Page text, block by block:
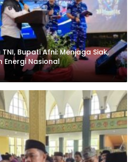
Bupati Afni: Menjaga Siak,
Energi Nasional